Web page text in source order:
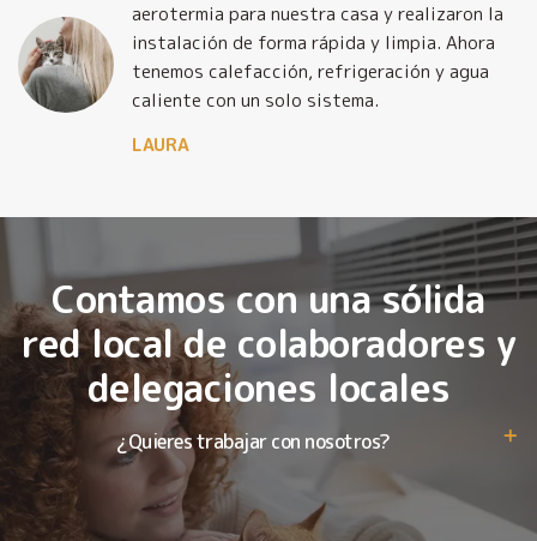
aerotermia para nuestra casa y realizaron la
instalación de forma rápida y limpia. Ahora
tenemos calefacción, refrigeración y agua
caliente con un solo sistema.
LAURA
Contamos con una sólida
red local de colaboradores y
delegaciones locales
¿Quieres trabajar con nosotros?